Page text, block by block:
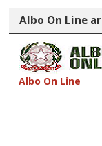
Albo On Line
Albo On Line